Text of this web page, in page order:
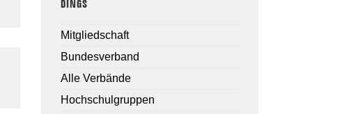
DINGS
Mitgliedschaft
Bundesverband
Alle Verbände
Hochschulgruppen